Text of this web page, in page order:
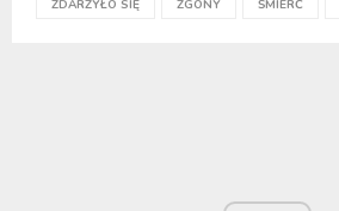
ZDARZYŁO SIĘ ZGONY ŚMIERĆ